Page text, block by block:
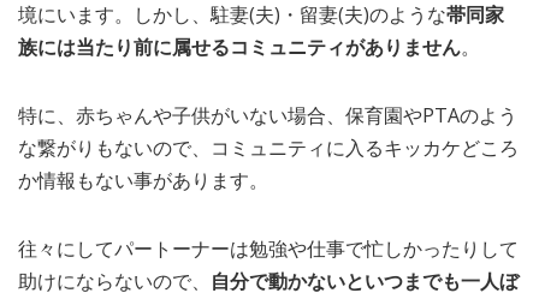
境にいます。しかし、駐妻(夫)・留妻(夫)のような帯同家
族には当たり前に属せるコミュニティがありません。
特に、赤ちゃんや子供がいない場合、保育園やPTAのよう
な繋がりもないので、コミュニティに入るキッカケどころ
か情報もない事があります。
往々にしてパートーナーは勉強や仕事で忙しかったりして
助けにならないので、 自分で動かないといつまでも一人ぼ